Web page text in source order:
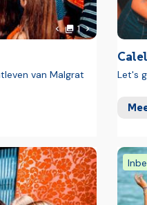
met leeftijd vanaf 16
van Malgrat
Vorige foto
1Foto
Volgende foto
Let's